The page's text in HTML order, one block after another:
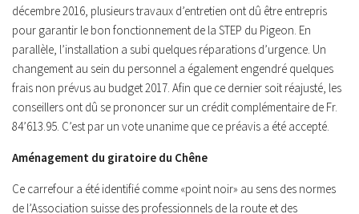
décembre 2016, plusieurs travaux d’entretien ont dû être entrepris
pour garantir le bon fonctionnement de la STEP du Pigeon. En
parallèle, l’installation a subi quelques réparations d’urgence. Un
changement au sein du personnel a également engendré quelques
frais non prévus au budget 2017. Afin que ce dernier soit réajusté, les
conseillers ont dû se prononcer sur un crédit complémentaire de Fr.
84’613.95. C’est par un vote unanime que ce préavis a été accepté.
Aménagement du giratoire du Chêne
Ce carrefour a été identifié comme «point noir» au sens des normes
de l’Association suisse des professionnels de la route et des